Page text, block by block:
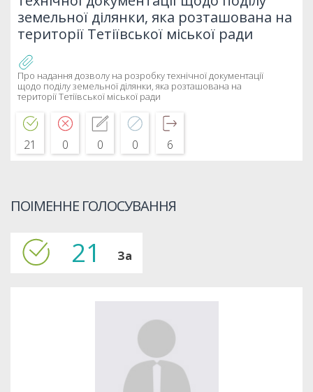
земельної ділянки, яка розташована на
території Тетіївської міської ради
Про надання дозволу на розробку технічної документації
щодо поділу земельної ділянки, яка розташована на
території Тетіївської міської ради
21 0 0 0 6
ПОІМЕННЕ ГОЛОСУВАННЯ
21 За